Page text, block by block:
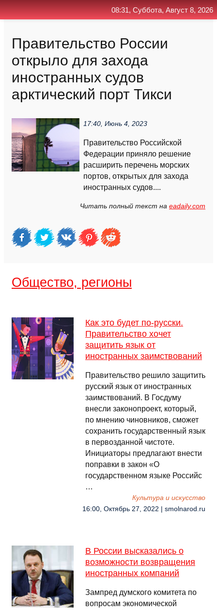
Правительство России
открыло для захода
иностранных судов
арктический порт Тикси
17:40, Июнь 4, 2023
Правительство Российской
Федерации приняло решение
расширить перечень морских
портов, открытых для захода
иностранных судов....
Читать полный текст на eadaily.com
Общество, регионы
Как это будет по-русски.
Правительство хочет
защитить язык от
иностранных заимствований
Правительство решило защитить
русский язык от иностранных
заимствований. В Госдуму
внесли законопроект, который,
по мнению чиновников, сможет
сохранить государственный язык
в первозданной чистоте.
Инициаторы предлагают внести
поправки в закон «О
государственном языке Российс
…
Культура и искусство
16:00, Октябрь 27, 2022 | smolnarod.ru
В России высказались о
возможности возвращения
иностранных компаний
Зампред думского комитета по
вопросам экономической
08:31, Суббота, Август 8, 2026